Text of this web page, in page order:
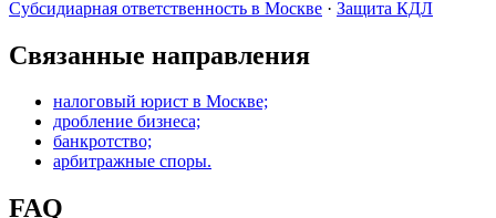
Субсидиарная ответственность в Москве · Защита КДЛ
Связанные направления
налоговый юрист в Москве;
дробление бизнеса;
банкротство;
арбитражные споры.
FAQ